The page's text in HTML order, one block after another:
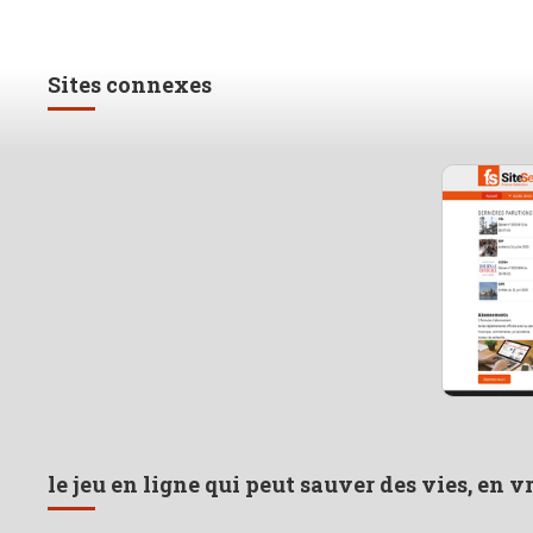
Sites connexes
le jeu en ligne qui peut sauver des vies, en